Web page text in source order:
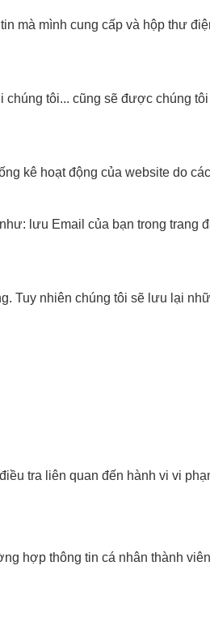
mà mình cung cấp và hộp thư
chúng tôi... cũng sẽ được chúng
kê hoạt động của website do
lưu Email của bạn trong trang
Tuy nhiên chúng tôi sẽ lưu lại
tra liên quan đến hành vi vi
hợp thông tin cá nhân thành